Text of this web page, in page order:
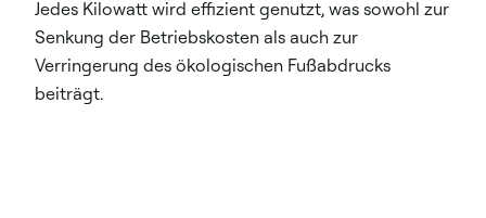
Jedes Kilowatt wird effizient genutzt, was sowohl zur
Senkung der Betriebskosten als auch zur
Verringerung des ökologischen Fußabdrucks
beiträgt.